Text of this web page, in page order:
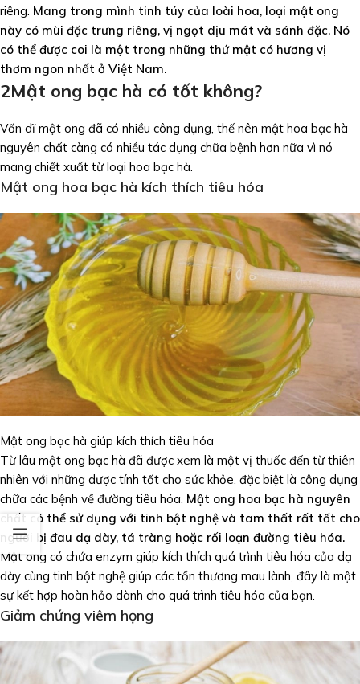
riêng. Mang trong mình tinh túy của loài hoa, loại mật ong
này có mùi đặc trưng riêng, vị ngọt dịu mát và sánh đặc. Nó
có thể được coi là một trong những thứ mật có hương vị
thơm ngon nhất ở Việt Nam.
2Mật ong bạc hà có tốt không?
Vốn dĩ mật ong đã có nhiều công dụng, thế nên mật hoa bạc hà
nguyên chất càng có nhiều tác dụng chữa bệnh hơn nữa vì nó
mang chiết xuất từ loại hoa bạc hà.
Mật ong hoa bạc hà kích thích tiêu hóa
Mật ong bạc hà giúp kích thích tiêu hóa
Từ lâu mật ong bạc hà đã được xem là một vị thuốc đến từ thiên
nhiên với những dược tính tốt cho sức khỏe, đặc biệt là công dụng
chữa các bệnh về đường tiêu hóa. Mật ong hoa bạc hà nguyên
chất có thể sử dụng với tinh bột nghệ và tam thất rất tốt cho
người bị đau dạ dày, tá tràng hoặc rối loạn đường tiêu hóa.
Mật ong có chứa enzym giúp kích thích quá trình tiêu hóa của dạ
dày cùng tinh bột nghệ giúp các tổn thương mau lành, đây là một
sự kết hợp hoàn hảo dành cho quá trình tiêu hóa của bạn.
Giảm chứng viêm họng